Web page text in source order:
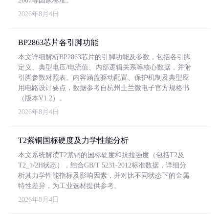
2026年8月4日
BP2863芯片各引脚功能
本文详细解析BP2863芯片的引脚功能及参数，包括各引脚
定义、典型电压/电流值、内部逻辑关系等核心数据，并附
引脚参数对照表。内容涵盖驱动配置、保护机制及典型应
用电路设计要点，数据参考自杭州士兰微电子官方规格书
（版本V1.2）。
2026年8月4日
T2紫铜国标硬度及力学性能分析
本文系统解读T2紫铜的国标硬度和抗拉强度（包括T2及
T2_1/2H状态），结合GB/T 5231-2012标准数据，详细分
析其力学性能指标及影响因素，并对比不同状态下的金属
特性差异，为工业选材提供参考。
2026年8月4日